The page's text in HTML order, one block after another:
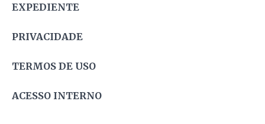
EXPEDIENTE
PRIVACIDADE
TERMOS DE USO
ACESSO INTERNO